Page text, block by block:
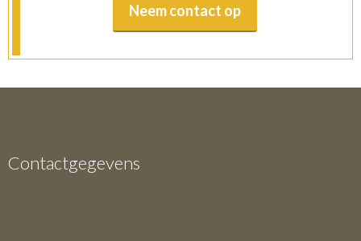
Neem contact op
Contactgegevens